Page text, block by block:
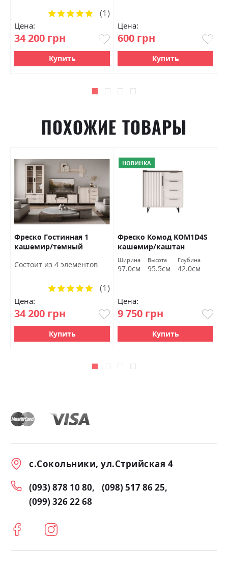
Цена:
34 200 грн
Рейтинг:
(1)
Купить
Цена:
600 грн
Купить
ПОХОЖИЕ ТОВАРЫ
Фреско Гостинная 1
кашемир/темный
Состоит из 4 элементов
Цена:
34 200 грн
Рейтинг:
(1)
Купить
НОВИНКА
Фреско Комод KOM1D4S
кашемир/каштан
арвадонна минк БРВ
Украина
Ширина
97.0см
Высота
95.5см
Глубина
42.0см
Цена:
9 750 грн
Купить
с.Сокольники, ул.Стрийская 4
(093) 878 10 80
(098) 517 86 25
(099) 326 22 68